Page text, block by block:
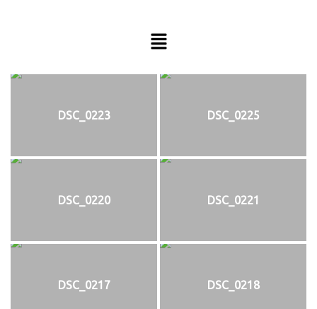
DSC_0223 DSC_0225
DSC_0220 DSC_0221
DSC_0217 DSC_0218